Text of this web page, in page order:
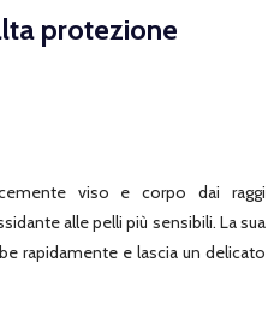
protezione
viso e corpo dai raggi
alle pelli più sensibili. La sua
rapidamente e lascia un delicato